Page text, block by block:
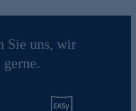
Sie uns, wir